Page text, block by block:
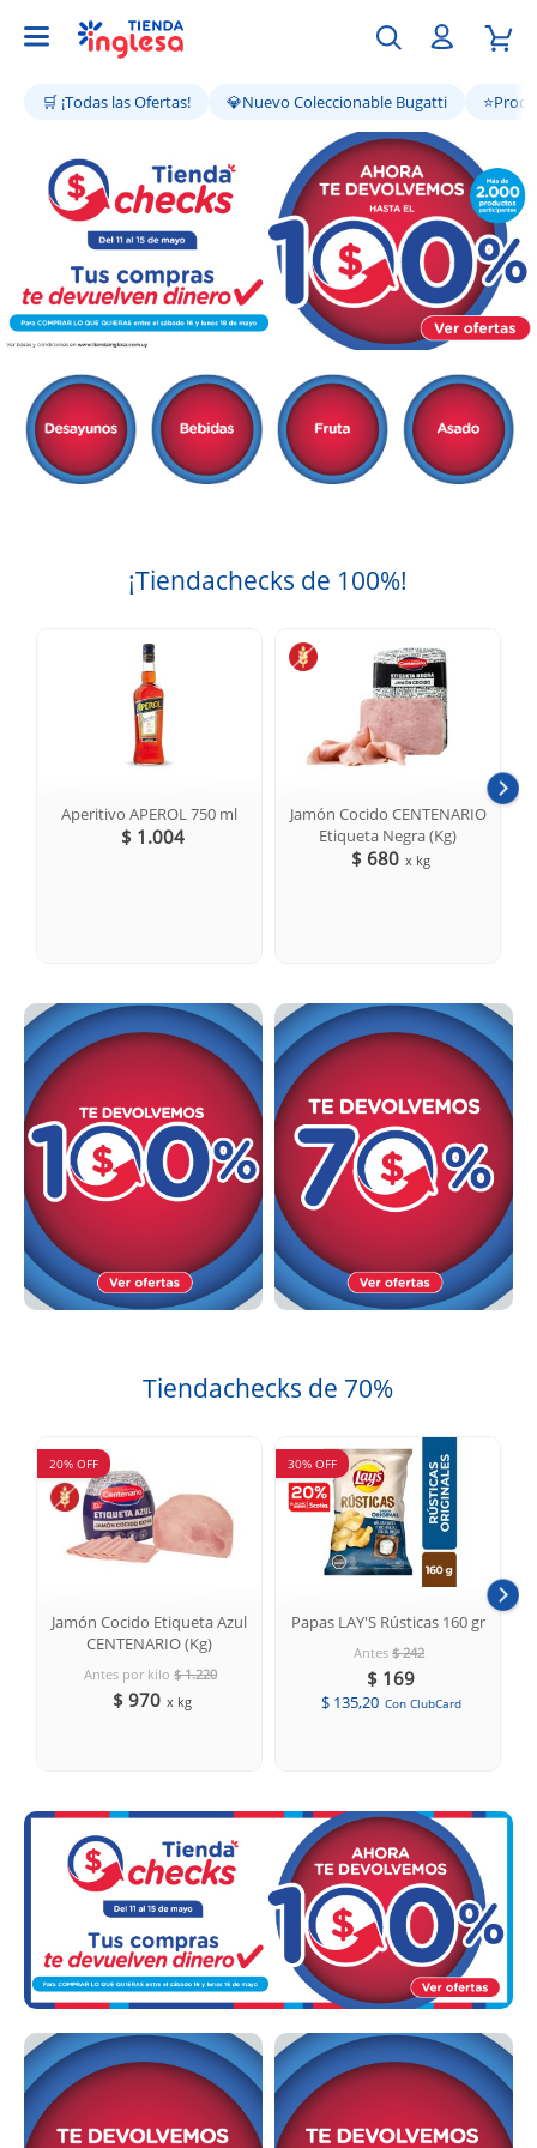
🛒 ¡Todas las Ofertas! 💎Nuevo Coleccionable Bugatti
¡Tiendachecks de 100%!
Aperitivo APEROL 750 ml
$ 1.004
Jamón Cocido CENTENARIO
Etiqueta Negra (Kg)
$ 680 x kg
Tiendachecks de 70%
20% OFF
Jamón Cocido Etiqueta Azul
CENTENARIO (Kg)
Antes por kilo $ 1.220
$ 970 x kg
30% OFF
Papas LAY'S Rústicas 160 gr
Antes $ 242
$ 169
$ 135,20 Con ClubCard